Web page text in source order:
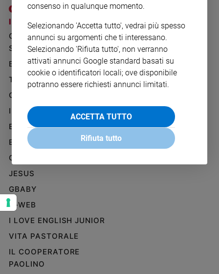
giorno
Società
e
valori
Ambiente
Creato
Volontariato
Diritti
Aziende
di
valore
della
settimana
Migranti
Diversità
e
inclusione
Costume
Cultura
e
I SITI SAN PAOLO
GRUPPO EDITORIALE
SAN PAOLO
BENESSERE
TELENOVA
GAZZETTA D'ALBA
IL GIORNALINO
EDICOLA SAN PAOLO
EDIZIONI SAN PAOLO
CREDERE
JESUS
GBABY
G-WEB
I LOVE ENGLISH JUNIOR
VITA PASTORALE
IL COOPERATORE
PAOLINO
NOTE LEGALI
PRIVACY POLICY
INFORMATIVA
WHISTLEBLOWING
SOCIAL
consenso in qualunque momento.
Selezionando 'Accetta tutto', vedrai più spesso
annunci su argomenti che ti interessano.
Selezionando 'Rifiuta tutto', non verranno
attivati annunci Google standard basati su
cookie o identificatori locali; ove disponibile
potranno essere richiesti annunci limitati.
ACCETTA TUTTO
Rifiuta tutto